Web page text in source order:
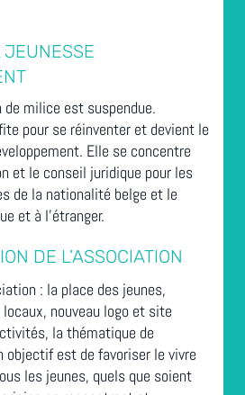
JEUNESSE
de milice est suspendue.
pour se réinventer et devient le
Elle se concentre
et le conseil juridique pour les
de la nationalité belge et le
et à l’étranger.
DE L’ASSOCIATION
: la place des jeunes,
nouveau logo et site
la thématique de
objectif est de favoriser le vivre
les jeunes, quels que soient